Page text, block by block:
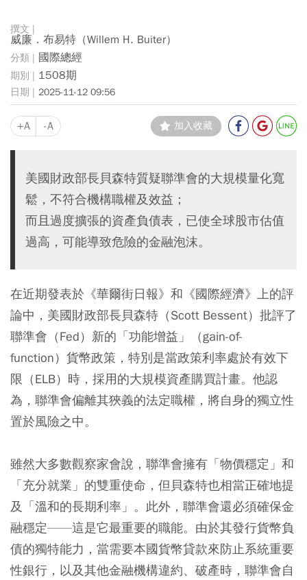
威廉．布易特（Willem H. Buiter）
國際總經
1508期
2025-11-12 09:56
+A -A 加入收藏
美國財政部長貝森特質疑聯準會的大規模量化寬
鬆，不符合機構職權及效益；
而且過度擴張的資產負債表，已使全球股市估值
過高，可能導致危險的金融泡沫。
在近期發表於《華爾街日報》和《國際經濟》上的評
論中，美國財政部長貝森特（Scott Bessent）批評了
聯準會（Fed）新的「功能增益」（gain-of-
function）貨幣政策，特別是當政策利率處於有效下
限（ELB）時，採用的大規模資產購買計畫。他認
為，聯準會偏離其狹義的法定職權，將自身的獨立性
置於風險之中。
雖然大多數觀察家會說，聯準會擁有「物價穩定」和
「充分就業」的雙重使命，但貝森特也相當正確地提
及「溫和的長期利率」。此外，聯準會還必須確保金
融穩定——這是它最重要的職能。由於其發行貨幣負
債的獨特能力，當需要本國貨幣貸款來防止系統重要
性銀行，以及其他金融機構違約、破產時，聯準會自